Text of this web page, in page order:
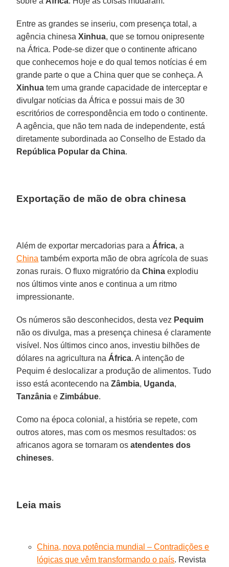
Entre as grandes se inseriu, com presença total, a
agência chinesaXinhua, que se tornou onipresente
na África. Pode-se dizer que o continente africano
que conhecemos hoje e do qual temos notícias é em
grande parte o que a China quer que se conheça. A
Xinhua tem uma grande capacidade de interceptar e
divulgar notícias da África e possui mais de 30
escritórios de correspondência em todo o continente.
A agência, que não tem nada de independente, está
diretamente subordinada ao Conselho de Estado da
República Popular da China.
Exportação de mão de obra chinesa
Além de exportar mercadorias para a África, a
China também exporta mão de obra agrícola de suas
zonas rurais. O fluxo migratório daChina explodiu
nos últimos vinte anos e continua a um ritmo
impressionante.
Os números são desconhecidos, desta vez Pequim
não os divulga, mas a presença chinesa é claramente
visível. Nos últimos cinco anos, investiu bilhões de
dólares na agricultura na África. A intenção de
Pequim é deslocalizar a produção de alimentos. Tudo
isso está acontecendo naZâmbia, Uganda,
Tanzânia eZimbábue.
Como na época colonial, a história se repete, com
outros atores, mas com os mesmos resultados: os
africanos agora se tornaram osatendentes dos
chineses.
Leia mais
China, nova potência mundial – Contradições e
lógicas que vêm transformando o país. Revista